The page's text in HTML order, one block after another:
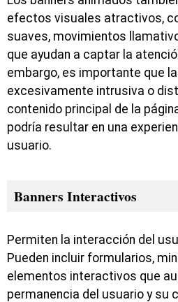
efectos visuales atractivos,
suaves, movimientos
que ayudan a captar la
embargo, es importante que
excesivamente intrusiva o
contenido principal de la
podría resultar en una
usuario.
Banners Interactivos
Permiten la interacción del
Pueden incluir formularios,
elementos interactivos que
permanencia del usuario y su